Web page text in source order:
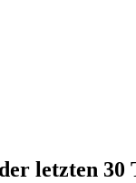
letzten 30